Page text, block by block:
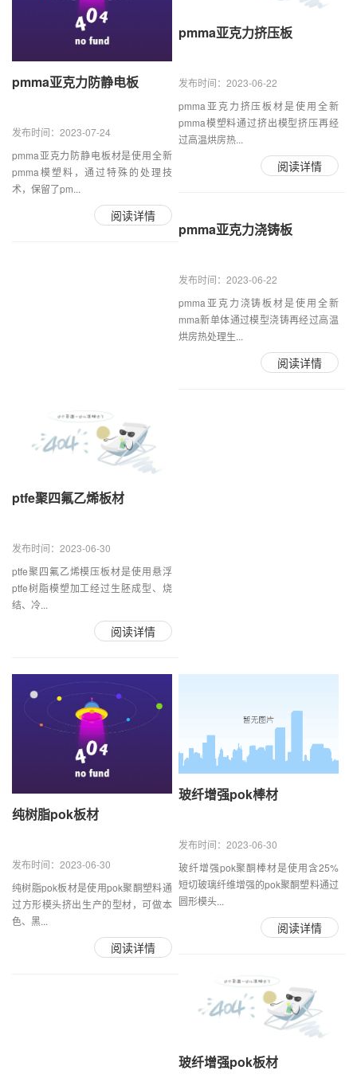
pmma亚克力防静电板
发布时间：2023-07-24
pmma亚克力防静电板材是使用全新
pmma模塑料，通过特殊的处理技
术，保留了pm...
阅读详情
pmma亚克力挤压板
发布时间：2023-06-22
pmma亚克力挤压板材是使用全新
pmma模塑料通过挤出模型挤压再经
过高温烘房热...
阅读详情
pmma亚克力浇铸板
发布时间：2023-06-22
pmma亚克力浇铸板材是使用全新
mma新单体通过模型浇铸再经过高温
烘房热处理生...
阅读详情
ptfe聚四氟乙烯板材
发布时间：2023-06-30
ptfe聚四氟乙烯模压板材是使用悬浮
ptfe树脂模塑加工经过生胚成型、烧
结、冷...
阅读详情
纯树脂pok板材
发布时间：2023-06-30
纯树脂pok板材是使用pok聚酮塑料通
过方形模头挤出生产的型材，可做本
色、黑...
阅读详情
玻纤增强pok棒材
发布时间：2023-06-30
玻纤增强pok聚酮棒材是使用含25%
短切玻璃纤维增强的pok聚酮塑料通过
圆形模头...
阅读详情
玻纤增强pok板材